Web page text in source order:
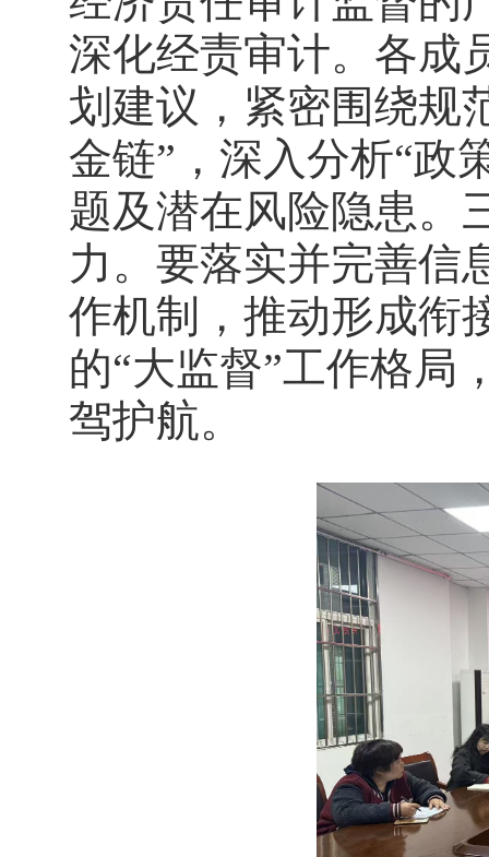
深化经责审计。各成
划建议，紧密围绕规
金链”，深入分析“政
题及潜在风险隐患。
力。要落实并完善信
作机制，推动形成衔
的“大监督”工作格局
驾护航。